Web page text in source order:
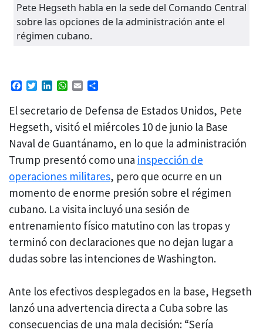
Pete Hegseth habla en la sede del Comando Central
sobre las opciones de la administración ante el
régimen cubano.
Facebook
TwitterLinkedIn
WhatsApp
Email
El secretario de Defensa de Estados Unidos, Pete
Hegseth, visitó el miércoles 10 de junio la Base
Naval de Guantánamo, en lo que la administración
Trump presentó como una inspección de
operaciones militares, pero que ocurre en un
momento de enorme presión sobre el régimen
cubano. La visita incluyó una sesión de
entrenamiento físico matutino con las tropas y
terminó con declaraciones que no dejan lugar a
dudas sobre las intenciones de Washington.
Ante los efectivos desplegados en la base, Hegseth
lanzó una advertencia directa a Cuba sobre las
consecuencias de una mala decisión: “Sería